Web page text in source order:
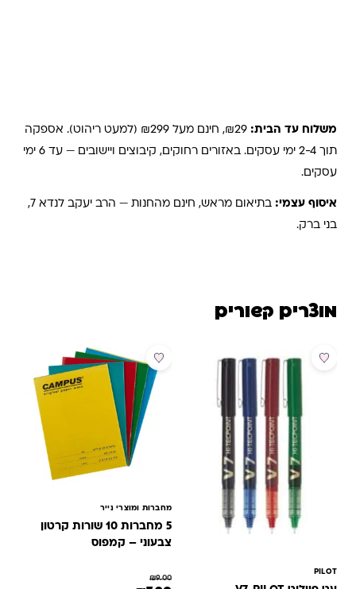
משלוח עד הבית: ₪29, חינם מעל ₪299 (למעט ריהוט). אספקה
תוך 2-4 ימי עסקים. באזורים רחוקים, קיבוצים ויישובים — עד 6 ימי
עסקים.
איסוף עצמי: בתיאום מראש, חינם מהחנות — הרב יעקב לנדא 7,
בני ברק.
מוצרים קשורים
מבצע
PILOT
מבצע
מחברות ומוצרי נייר
5 מחברות 10 שורות קרטון
צבעוני – קמפוס
₪9.00